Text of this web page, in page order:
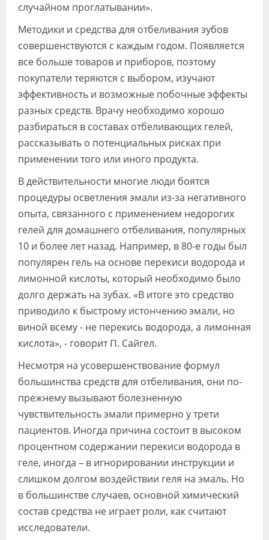
случайном проглатывании».
Методики и средства для отбеливания зубов
совершенствуются с каждым годом. Появляется
все больше товаров и приборов, поэтому
покупатели теряются с выбором, изучают
эффективность и возможные побочные эффекты
разных средств. Врачу необходимо хорошо
разбираться в составах отбеливающих гелей,
рассказывать о потенциальных рисках при
применении того или иного продукта.
В действительности многие люди боятся
процедуры осветления эмали из-за негативного
опыта, связанного с применением недорогих
гелей для домашнего отбеливания, популярных
10 и более лет назад. Например, в 80-е годы был
популярен гель на основе перекиси водорода и
лимонной кислоты, который необходимо было
долго держать на зубах. «В итоге это средство
приводило к быстрому истончению эмали, но
виной всему - не перекись водорода, а лимонная
кислота», - говорит П. Сайгел.
Несмотря на усовершенствование формул
большинства средств для отбеливания, они по-
прежнему вызывают болезненную
чувствительность эмали примерно у трети
пациентов. Иногда причина состоит в высоком
процентном содержании перекиси водорода в
геле, иногда – в игнорировании инструкции и
слишком долгом воздействии геля на эмаль. Но
в большинстве случаев, основной химический
состав средства не играет роли, как считают
исследователи.